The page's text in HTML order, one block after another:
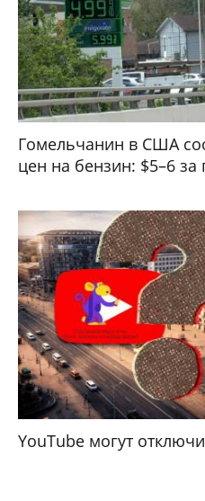
Гомельчанин в США
цен на бензин: $5–6 за
YouTube могут